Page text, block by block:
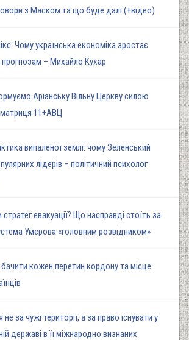
з Маском та що буде далі (+відео)
Чому українська економіка зростає
прогнозам – Михайло Кухар
Аріанську Вільну Церкву силою
11+АВЦ
випаленої землі: чому Зеленський
лідерів – політичний психолог
стратег евакуації? Що насправді стоїть за
Умєрова «головним розвідником»
кожен перетин кордону та місце
за чужі території, а за право існувати у
державі в її міжнародно визнаних